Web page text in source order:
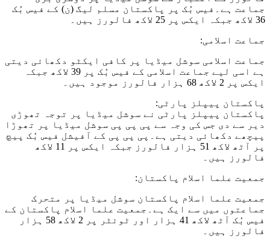
جماعت ہے۔فیس بُک پر پاکستان مسلم لیگ (ن) کے فیس بُک
36 لاکھ جبکہ ایکس پر 25 لاکھ فالورز ہیں۔
جماعت اسلامی:
جماعت اسلامی سوشل میڈیا پر کافی ایکٹو دکھائی دیتی
ہے اسی لیے جماعت اسلامی کے فیس بُک پر 39 لاکھ جبکہ
ایکس پر 2 لاکھ 68 ہزار فالورز موجود ہیں۔
پاکستان پیپلز پارٹی:
پاکستان پیپلز پارٹی نے سوشل میڈیا پر توجہ تھوڑی
دیر سے دی جس کی وجہ سے پی پی پی سوشل میڈیا پر تھوڑا
پیچھے دکھائی دیتی ہے۔پی پی پی کے آفیشل فیس بُک پیچ
پر آٹھ لاکھ 51 ہزار فالورز جبکہ ایکس پر 11 لاکھ
فالورز ہیں۔
جمعیت علما اسلام پاکستان:
جمعیت علما اسلام پاکستان سوشل میڈیا پر متحرک
جماعتوں میں سے ایک ہے۔جمعیت علما اسلام پاکستان کے
فیس بُک آٹھ لاکھ 41 ہزار اور ٹوئٹر پر 2 لاکھ 58 ہزار
فالورز ہیں۔